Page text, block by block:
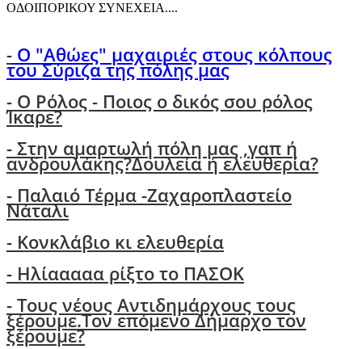
ΟΔΟΙΠΟΡΙΚΟΥ ΣΥΝΕΧΕΙΑ....
- Ο "Αθώες" μαχαιριές στους κόλπους
του Σύριζα της πόλης μας
- Ο Ρόλος - Ποιος ο δικός σου ρόλος
Ίκαρε?
- Στην αμαρτωλή πόλη μας ,γαπ ή
ανδρουλάκης?Δουλεία ή ελευθερία?
- Παλαιό Τέρμα -Ζαχαροπλαστείο
Νάταλι
- Κονκλάβιο κι ελευθερία
- Ηλίααααα ρίξτο το ΠΑΣΟΚ
-Τους νέους Αντιδημάρχους τους
ξέρουμε.Τον επόμενο Δήμαρχο τον
ξέρουμε?